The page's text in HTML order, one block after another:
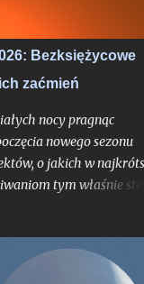
Bezksiężycowe
zaćmień
nocy pragnąc
nowego sezonu
o jakich w
tym właśnie
historii znaleźć
się z